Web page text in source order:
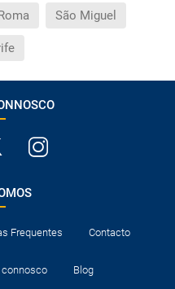
São Miguel
Frequentes Contacto
Blog